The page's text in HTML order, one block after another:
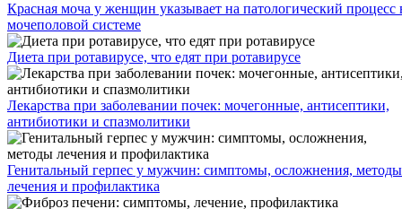
Красная моча у женщин указывает на патологический процесс
мочеполовой системе
Диета при ротавирусе, что едят при ротавирусе
Лекарства при заболевании почек: мочегонные, антисептики,
антибиотики и спазмолитики
Генитальный герпес у мужчин: симптомы, осложнения, методы
лечения и профилактика